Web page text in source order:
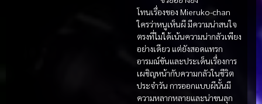
โทนเรื่องของ Mieruko-chan
ใครว่าหนูเห็นผี มีความน่าสนใจ
ตรงที่ไม่ได้เน้นความน่ากลัวเพียง
อย่างเดียว แต่ยังสอดแทรก
อารมณ์ขันและประเด็นเรื่องการ
เผชิญหน้ากับความกลัวในชีวิต
ประจำวัน การออกแบบผีนั้นมี
ความหลากหลายและน่าขนลุก